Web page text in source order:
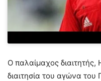
Ο παλαίμαχος διαιτητής,
διαιτησία του αγώνα